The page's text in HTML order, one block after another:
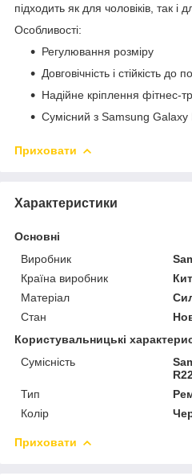
підходить як для чоловіків, так і
Особливості:
Регулювання розміру
Довговічність і стійкість до
Надійне кріплення фітнес-
Сумісний з Samsung
Приховати
Характеристики
Основні
Виробник
Країна виробник
Матеріал
Стан
Користувальницькі
Сумісність
Тип
Колір
Приховати